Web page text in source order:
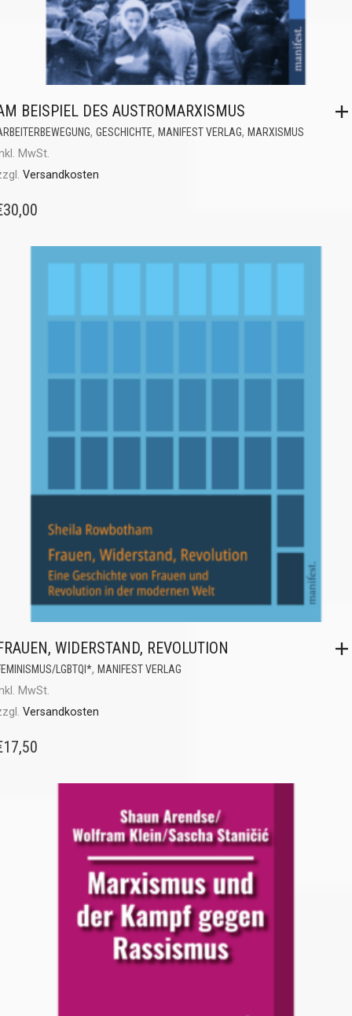
BEISPIEL DES AUSTROMARXISMUS
, GESCHICHTE, MANIFEST VERLAG, MARXISMUS
MwSt.
Versandkosten
30,00
WIDERSTAND, REVOLUTION
LGBTQI*, MANIFEST VERLAG
MwSt.
Versandkosten
17,50